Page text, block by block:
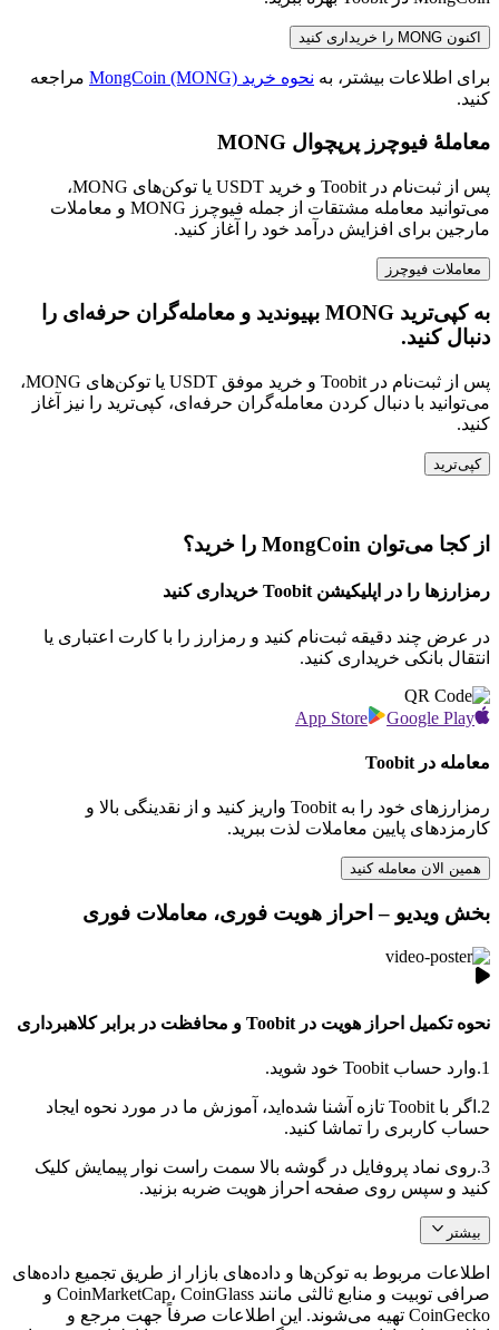
اکنون MONG را خریداری کنید
برای اطلاعات بیشتر، به نحوه خرید MongCoin (MONG)
مراجعه
کنید.
معاملهٔ فیوچرز پرپچوال MONG
پس از ثبت‌نام در Toobit و خرید USDT یا توکن‌های MONG،
می‌توانید معامله مشتقات از جمله فیوچرز MONG و معاملات
مارجین برای افزایش درآمد خود را آغاز کنید.
معاملات فیوچرز
به کپی‌ترید MONG بپیوندید و معامله‌گران حرفه‌ای را
دنبال کنید.
پس از ثبت‌نام در Toobit و خرید موفق USDT یا توکن‌های MONG،
می‌توانید با دنبال کردن معامله‌گران حرفه‌ای، کپی‌ترید را نیز آغاز
کنید.
کپی‌ترید
از کجا می‌توان MongCoin را خرید؟
رمزارزها را در اپلیکیشن Toobit خریداری کنید
در عرض چند دقیقه ثبت‌نام کنید و رمزارز را با کارت اعتباری یا
انتقال بانکی خریداری کنید.
App Store Google Play
معامله در Toobit
رمزارزهای خود را به Toobit واریز کنید و از نقدینگی بالا و
کارمزدهای پایین معاملات لذت ببرید.
همین الان معامله کنید
بخش ویدیو – احراز هویت فوری، معاملات فوری
نحوه تکمیل احراز هویت در Toobit و محافظت در برابر کلاهبرداری
1. وارد حساب Toobit خود شوید.
2.
اگر با Toobit تازه آشنا شده‌اید، آموزش ما در مورد نحوه ایجاد
حساب کاربری را تماشا کنید.
3. روی نماد پروفایل در گوشه بالا سمت راست نوار پیمایش کلیک
کنید و سپس روی صفحه احراز هویت ضربه بزنید.
بیشتر
اطلاعات مربوط به توکن‌ها و داده‌های بازار از طریق تجمیع داده‌های
صرافی توبیت و منابع ثالثی مانند CoinMarketCap، CoinGlass و
CoinGecko تهیه می‌شوند. این اطلاعات صرفاً جهت مرجع و